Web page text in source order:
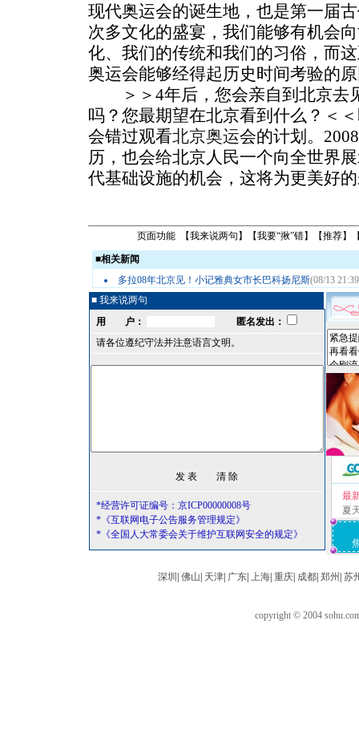
现代奥运会的诞生地，也是第一届
次多文化的盛宴，我们能够有机会
化、我们的传统和我们的习俗，而
奥运会能够经得起历史时间考验的
＞＞4年后，您会亲自到北京去
吗？您最期望在北京看到什么？＜
会错过观看北京奥运会的计划。
历，也会给北京人民一个向全世界
代基础设施的机会，这将为更美好
页面功能 【我来说两句 】【我要“揪”错】【推荐】
■相关新闻
多拉08年北京见！小记雅典女市长巴科扬尼斯(08/13
■ 我来说两句
用 户：
匿名发出：
请各位遵纪守法并注意语言文明。
*经营许可证编号：京ICP00000008号
*《互联网电子公告服务管理规定》
*《全国人大常委会关于维护互联网安全的规定》
最
夏
深圳 佛山 天津| 广东| 上海| 重庆| 成都| 郑州 苏
copyright © 2004